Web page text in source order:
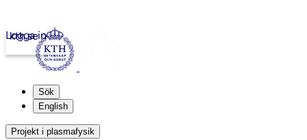
kth.se
Logga in
Sök
English
Projekt i plasmafysik